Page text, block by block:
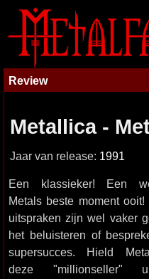
Review
Metallica -
Jaar van release: 1991
Een klassieker! Een
Metals beste moment
uitspraken zijn wel vaker
het beluisteren of
supersucces. Hield
deze "millionseller"